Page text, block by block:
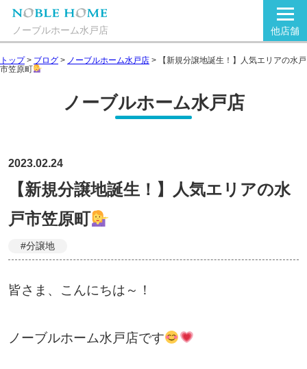
ノーブルホーム水戸店 他店舗
トップ> ブログ > ノーブルホーム水戸店 >
【新規分譲地誕生！】人気エリアの水戸
市笠原町
ノーブルホーム水戸店
2023.02.24
【新規分譲地誕生！】人気エリアの水
戸市笠原町
#分譲地
皆さま、こんにちは～！
ノーブルホーム水戸店です